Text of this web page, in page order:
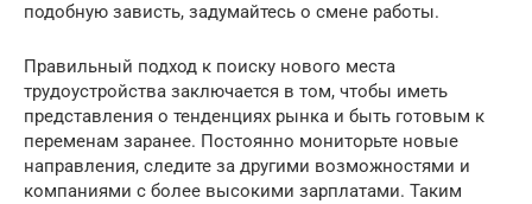
подобную зависть, задумайтесь о смене работы.
Правильный подход к поиску нового места
трудоустройства заключается в том, чтобы иметь
представления о тенденциях рынка и быть готовым к
переменам заранее. Постоянно мониторьте новые
направления, следите за другими возможностями и
компаниями с более высокими зарплатами. Таким